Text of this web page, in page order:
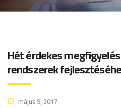
Hét érdekes
rendszerek
május 9, 2017